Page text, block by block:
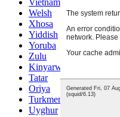
Vietnamese
Welsh
Xhosa
Yiddish
Yoruba
Zulu
Kinyarwanda
Tatar
Oriya
Turkmen
Uyghur